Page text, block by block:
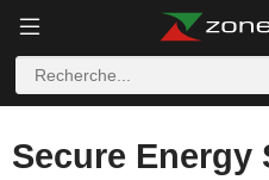
Secure Energy